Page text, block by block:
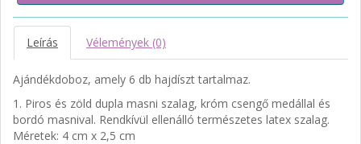
Leírás Vélemények (0)
Ajándékdoboz, amely 6 db hajdíszt tartalmaz.
1. Piros és zöld dupla masni szalag, króm csengő medállal és
bordó masnival. Rendkívül ellenálló természetes latex szalag.
Méretek: 4 cm x 2,5 cm